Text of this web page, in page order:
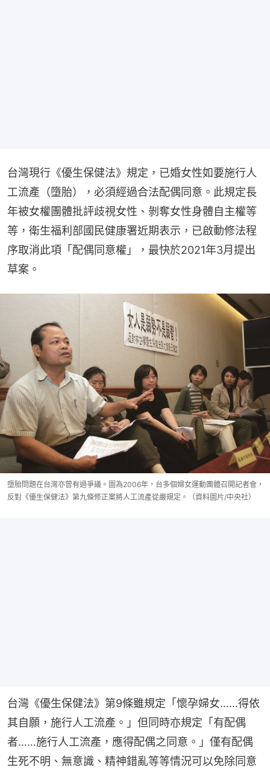
台灣現行《優生保健法》規定，已婚女性如要施行人
工流產（墮胎），必須經過合法配偶同意。此規定長
年被女權團體批評歧視女性、剝奪女性身體自主權等
等，衛生福利部國民健康署近期表示，已啟動修法程
序取消此項「配偶同意權」，最快於2021年3月提出
草案。
墮胎問題在台灣亦曾有過爭議。圖為2006年，台多個婦女運動團體召開記者會，
反對《優生保健法》第九條修正案將人工流產從嚴規定。（資料圖片/中央社）
台灣《優生保健法》第9條雖規定「懷孕婦女……得依
其自願，施行人工流產。」但同時亦規定「有配偶
者……施行人工流產，應得配偶之同意。」僅有配偶
生死不明、無意識、精神錯亂等等情況可以免除同意